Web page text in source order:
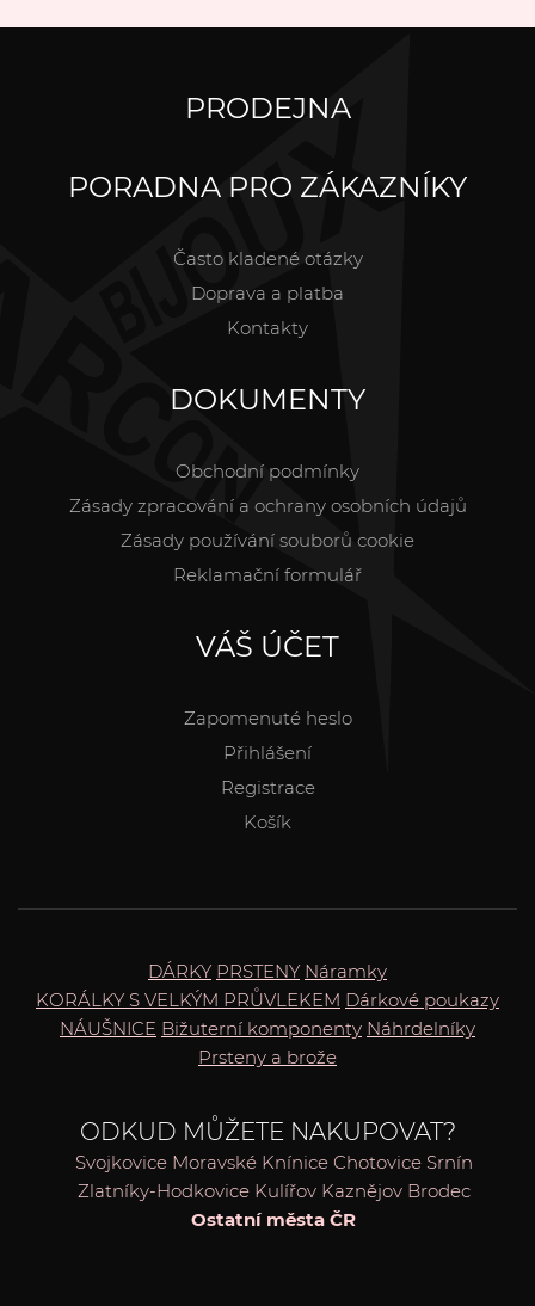
PRODEJNA
PORADNA PRO ZÁKAZNÍKY
Často kladené otázky
Doprava a platba
Kontakty
DOKUMENTY
Obchodní podmínky
Zásady zpracování a ochrany osobních údajů
Zásady používání souborů cookie
Reklamační formulář
VÁŠ ÚČET
Zapomenuté heslo
Přihlášení
Registrace
Košík
DÁRKY PRSTENY Náramky
KORÁLKY S VELKÝM PRŮVLEKEM Dárkové poukazy
NÁUŠNICE Bižuterní komponenty Náhrdelníky
Prsteny a brože
ODKUD MŮŽETE NAKUPOVAT?
Svojkovice Moravské Knínice Chotovice Srnín
Zlatníky-Hodkovice Kulířov Kaznějov Brodec
Ostatní města ČR